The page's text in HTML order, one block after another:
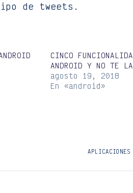
de tweets.
CINCO
ANDROID Y NO TE
agosto 19, 2018
En «android»